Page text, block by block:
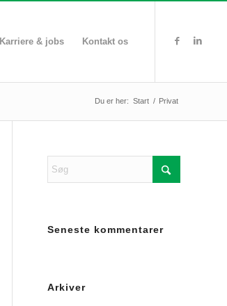
Karriere & jobs Kontakt os
Du er her: Start / Privat
Seneste kommentarer
Arkiver